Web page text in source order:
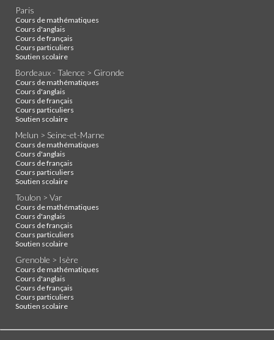
Paris
Cours de mathématiques
Cours d'anglais
Cours de français
Cours particuliers
Soutien scolaire
Bordeaux - Talence > Gironde
Cours de mathématiques
Cours d'anglais
Cours de français
Cours particuliers
Soutien scolaire
Melun > Seine-et-Marne
Cours de mathématiques
Cours d'anglais
Cours de français
Cours particuliers
Soutien scolaire
Toulon > Var
Cours de mathématiques
Cours d'anglais
Cours de français
Cours particuliers
Soutien scolaire
Grenoble > Isère
Cours de mathématiques
Cours d'anglais
Cours de français
Cours particuliers
Soutien scolaire